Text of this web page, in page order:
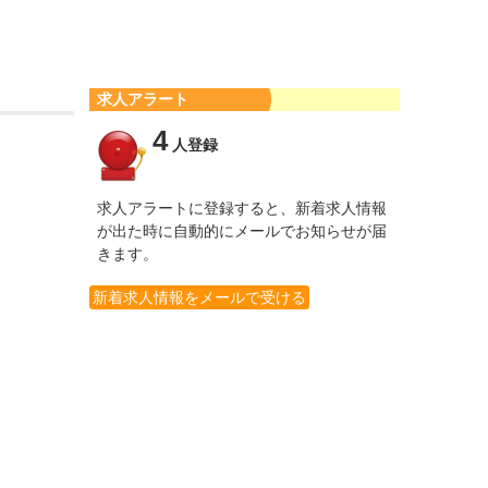
求人アラート
4人登録
求人アラートに登録すると、新着求人情報
が出た時に自動的にメールでお知らせが届
きます。
新着求人情報をメールで受ける